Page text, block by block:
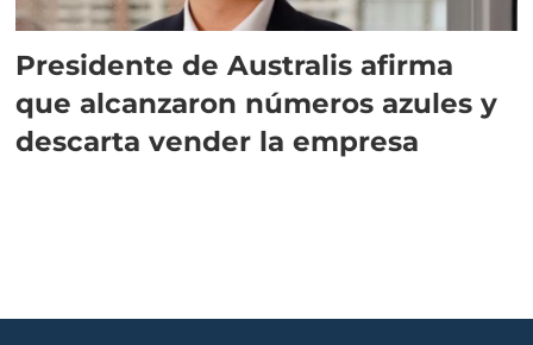
Presidente de Australis afirma
que alcanzaron números azules y
descarta vender la empresa